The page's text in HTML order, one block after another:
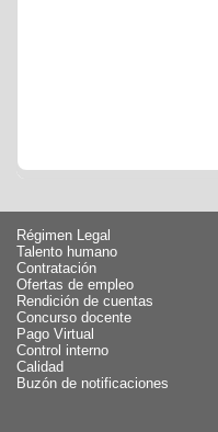
Régimen Legal
Talento humano
Contratación
Ofertas de empleo
Rendición de cuentas
Concurso docente
Pago Virtual
Control interno
Calidad
Buzón de notificaciones